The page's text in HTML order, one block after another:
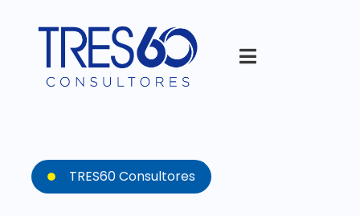
TRES60 Consultores